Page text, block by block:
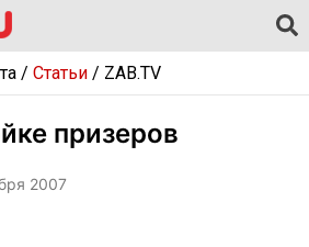
/ Статьи/ ZAB.TV
призеров
2007